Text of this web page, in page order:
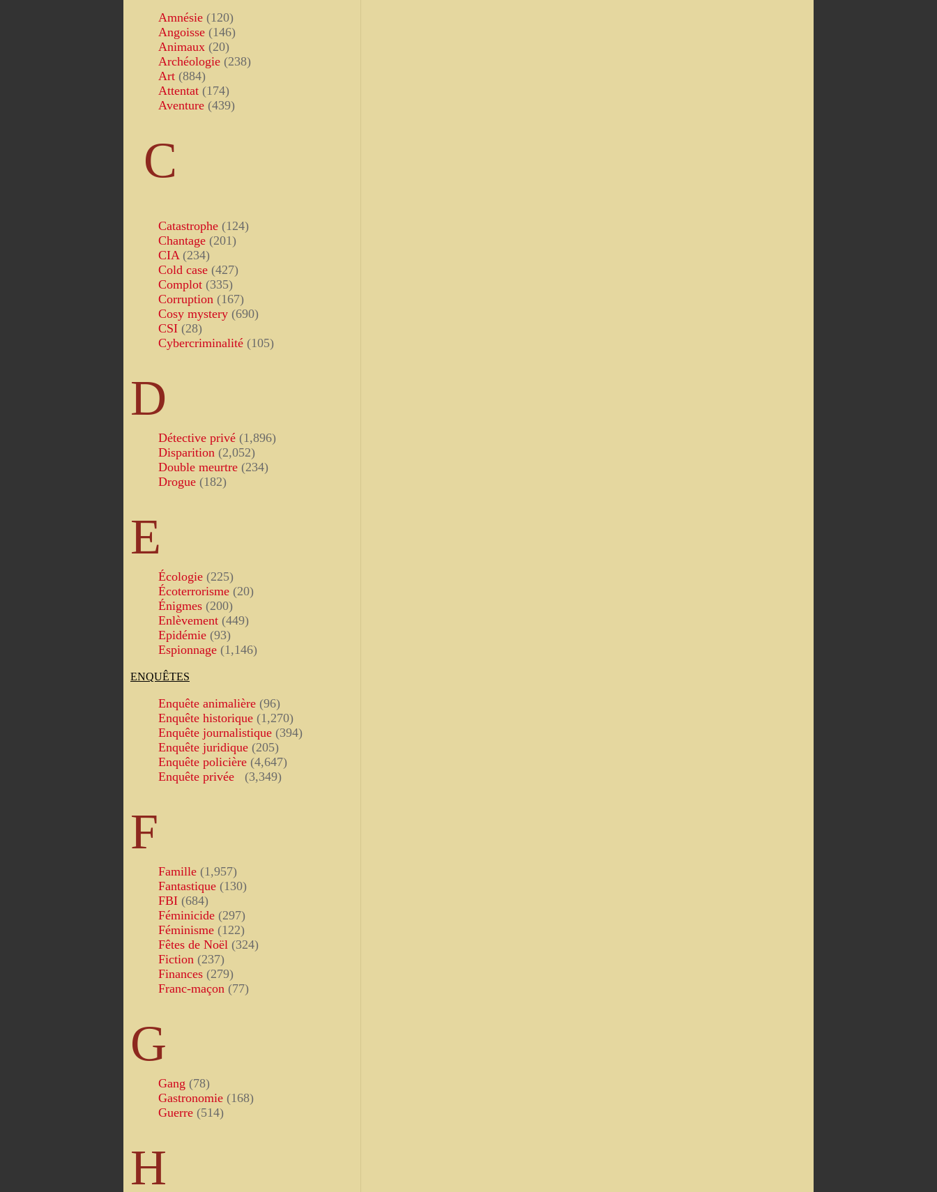
Amnésie (120)
Angoisse (146)
Animaux (20)
Archéologie (238)
Art (884)
Attentat (174)
Aventure (439)
C
Catastrophe (124)
Chantage (201)
CIA (234)
Cold case (427)
Complot (335)
Corruption (167)
Cosy mystery (690)
CSI (28)
Cybercriminalité (105)
D
Détective privé (1,896)
Disparition (2,052)
Double meurtre (234)
Drogue (182)
E
Écologie (225)
Écoterrorisme (20)
Énigmes (200)
Enlèvement (449)
Epidémie (93)
Espionnage (1,146)
ENQUÊTES
Enquête animalière (96)
Enquête historique (1,270)
Enquête journalistique (394)
Enquête juridique (205)
Enquête policière (4,647)
Enquête privée
(3,349)
F
Famille (1,957)
Fantastique (130)
FBI (684)
Féminicide (297)
Féminisme (122)
Fêtes de Noël (324)
Fiction (237)
Finances (279)
Franc-maçon (77)
G
Gang (78)
Gastronomie (168)
Guerre (514)
H